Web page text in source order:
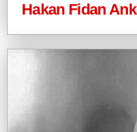
Hakan Fidan